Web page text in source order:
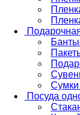
Сумки
Посуда